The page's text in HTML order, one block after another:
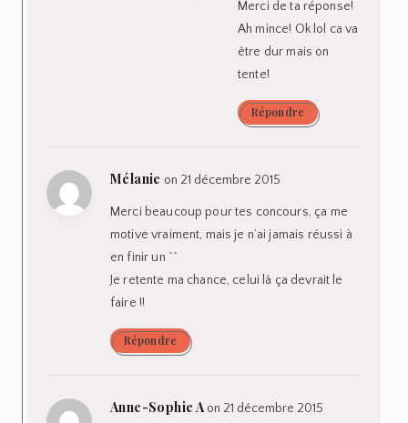
Merci de ta réponse!
Ah mince! Ok lol ca va
être dur mais on
tente!
Répondre
Mélanie on 21 décembre 2015
Merci beaucoup pour tes concours, ça me
motive vraiment, mais je n’ai jamais réussi à
en finir un ^^
Je retente ma chance, celui là ça devrait le
faire !!
Répondre
Anne-Sophie A on 21 décembre 2015